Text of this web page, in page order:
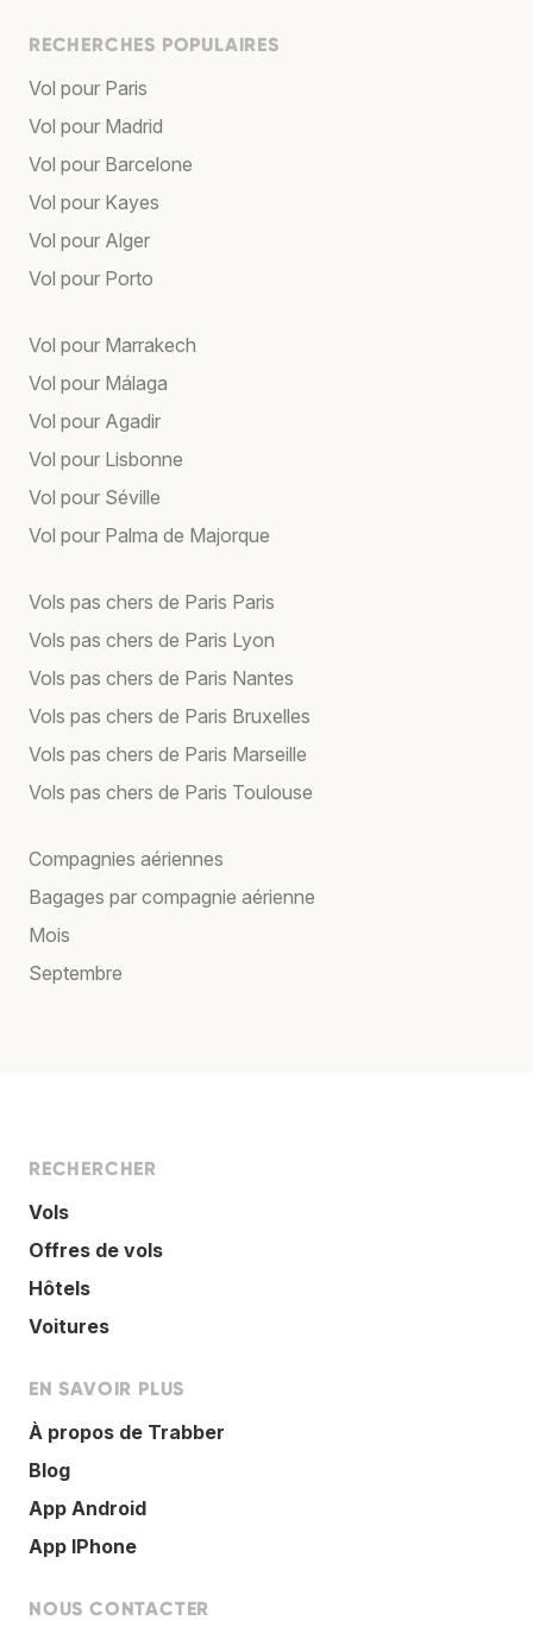
RECHERCHES POPULAIRES
Vol pour Paris
Vol pour Madrid
Vol pour Barcelone
Vol pour Kayes
Vol pour Alger
Vol pour Porto
Vol pour Marrakech
Vol pour Málaga
Vol pour Agadir
Vol pour Lisbonne
Vol pour Séville
Vol pour Palma de Majorque
Vols pas chers de Paris Paris
Vols pas chers de Paris Lyon
Vols pas chers de Paris Nantes
Vols pas chers de Paris Bruxelles
Vols pas chers de Paris Marseille
Vols pas chers de Paris Toulouse
Compagnies aériennes
Bagages par compagnie aérienne
Mois
Septembre
RECHERCHER
Vols
Offres de vols
Hôtels
Voitures
EN SAVOIR PLUS
À propos de Trabber
Blog
App Android
App IPhone
NOUS CONTACTER